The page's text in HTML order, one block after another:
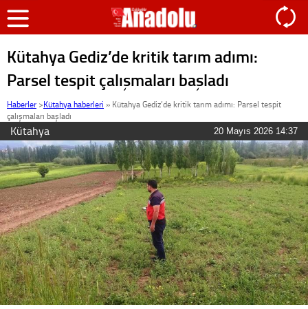
Kütahya Gediz’de kritik tarım adımı:
Parsel tespit çalışmaları başladı
Haberler >Kütahya haberleri » Kütahya Gediz’de kritik tarım adımı: Parsel tespit
çalışmaları başladı
Kütahya 20 Mayıs 2026 14:37